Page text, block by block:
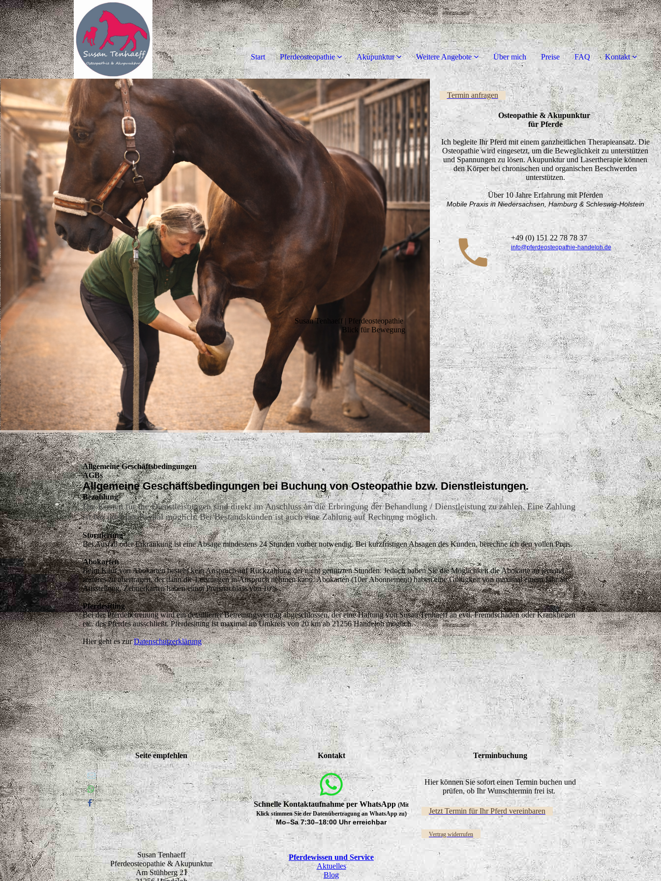
Start Pferdeosteopathie Akupunktur Weitere Angebote Über mich Preise FAQ Kontakt
Susan Tenhaeff | Pferdeosteopathie
Blick für Bewegung
Termin anfragen
Osteopathie & Akupunktur
für Pferde
Ich begleite Ihr Pferd mit einem ganzheitlichen Therapieansatz. Die
Osteopathie wird eingesetzt, um die Beweglichkeit zu unterstützen
und Spannungen zu lösen. Akupunktur und Lasertherapie können
den Körper bei chronischen und organischen Beschwerden
unterstützen.
Über 10 Jahre Erfahrung mit Pferden
Mobile Praxis inNiedersachsen, Hamburg & Schleswig-Holstein
+49 (0) 151 22 78 78 37
info@pferdeosteopathie-handeloh.de
Allgemeine Geschäftsbedingungen
AGBs
Allgemeine Geschäftsbedingungen bei Buchung von Osteopathie bzw. Dienstleistungen.
Bezahlung
Die Kosten für die Dienstleistungen sind direkt im Anschluss an die Erbringung der Behandlung / Dienstleistung zu zahlen. Eine Zahlung
ist bar oder per Paypal möglich. Bei Bestandskunden ist auch eine Zahlung auf Rechnung möglich.
Stornierung
Bei Ausfall oder Erkrankung ist eine Absage mindestens 24 Stunden vorher notwendig. Bei kurzfristigen Absagen des Kunden, berechne ich den vollen Preis.
Abokarten
Beim Kauf von Abokarten besteht kein Anspruch auf Rückzahlung der nicht genutzten Stunden. Jedoch haben Sie die Möglichkeit die Abokarte an jemand
anderes zu übertragen, der dann die Leistungen in Anspruch nehmen kann. Abokarten (10er Abonnement) haben eine Gültigkeit von maximal einem Jahr ab
Ausstellung. Zehnerkarten haben einen Preisnachlass von 10% .
Pferdesitting
Bei der Pferdebetreuung wird ein detaillierter Betreuungsvertrag abgeschlossen, der eine Haftung von Susan Tenhaeff an evtl. Fremdschäden oder Krankheiten
etc. des Pferdes ausschließt. Pferdesitting ist maximal im Umkreis von 20 km ab 21256 Handeloh möglich.
Hier geht es zurDatenschutzerklärung
Seite empfehlen
Susan Tenhaeff
Pferdeosteopathie & Akupunktur
Am Stühberg 21
Kontakt
Schnelle Kontaktaufnahme per WhatsApp (Mit
Klick stimmen Sie der Datenübertragung an WhatsApp zu)
Mo–Sa 7:30–18:00 Uhr erreichbar
Pferdewissen und Service
Aktuelles
Blog
Terminbuchung
Hier können Sie sofort einen Termin buchen und
prüfen, ob Ihr Wunschtermin frei ist.
Jetzt Termin für Ihr Pferd vereinbaren
Vertrag widerrufen